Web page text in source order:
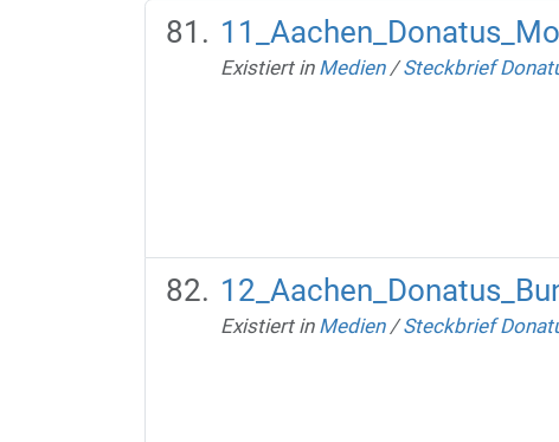
Existiert in Medien /Steckbrief
Existiert in Medien /Steckbrief